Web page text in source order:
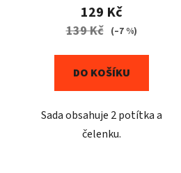
129 Kč
139 Kč (–7 %)
DO KOŠÍKU
Sada obsahuje 2 potítka a
čelenku.